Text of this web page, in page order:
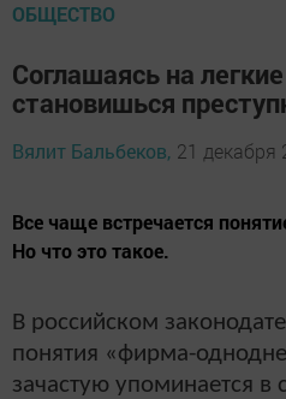
ОБЩЕСТВО
Соглашаясь на
становишься
Вялит Бальбеков, 21 декабря
Все чаще встречается
Но что это такое.
В российском
понятия «фирма-
зачастую упоминается в